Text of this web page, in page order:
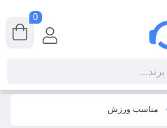
مناسب ورزش
0